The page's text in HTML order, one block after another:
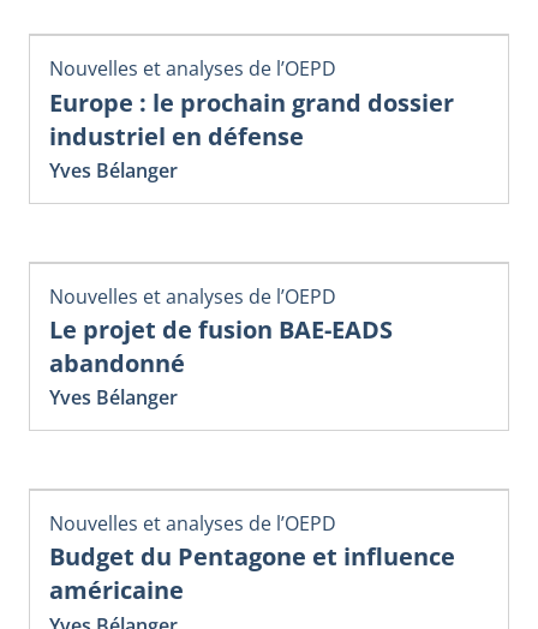
Nouvelles et analyses de l’OEPD
Europe : le prochain grand dossier
industriel en défense
Yves Bélanger
Nouvelles et analyses de l’OEPD
Le projet de fusion BAE-EADS
abandonné
Yves Bélanger
Nouvelles et analyses de l’OEPD
Budget du Pentagone et influence
américaine